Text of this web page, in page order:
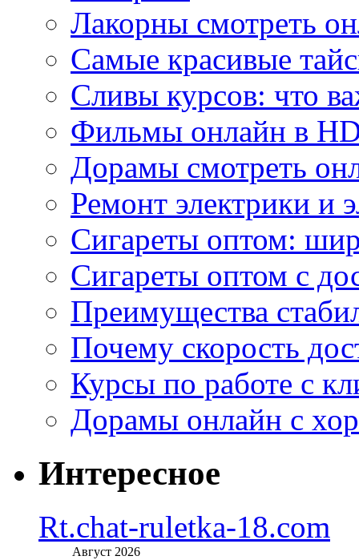
Лакорны смотреть
Самые красивые
Сливы курсов: что
Фильмы онлайн в
Дорамы смотреть
Ремонт электрики и
Сигареты оптом:
Сигареты оптом с
Преимущества
Почему скорость
Курсы по работе с
Дорамы онлайн с
Интересное
Rt.chat-ruletka-18.com
Август 2026